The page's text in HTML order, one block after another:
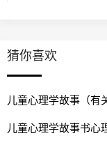
猜你喜欢
儿童心理学故事（有
儿童心理学故事书心